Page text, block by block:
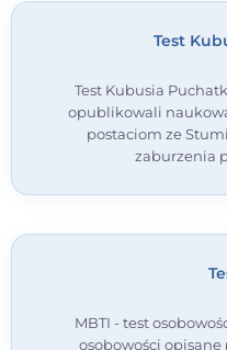
Test
Test Kubusia
opublikowali
postaciom ze
zaburzenia
MBTI - test
osobowości opisane